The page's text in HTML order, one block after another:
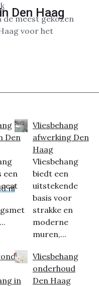
Den Haag
de meest gekozen
voor het
Den
een
in
Vliesbehang
afwerking Den
Haag
Vliesbehang
biedt een
uitstekende
basis voor
strakke en
moderne
muren,...
Vliesbehang
onderhoud
Den Haag